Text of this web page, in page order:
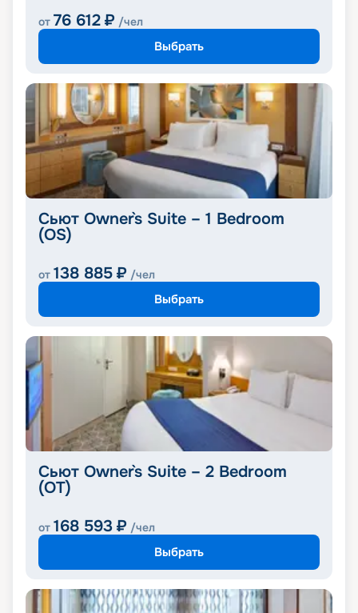
от 76 612 ₽ /чел
Выбрать
Сьют Owner`s Suite – 1 Bedroom
(OS)
от 138 885 ₽ /чел
Выбрать
Сьют Owner`s Suite – 2 Bedroom
(OT)
от 168 593 ₽ /чел
Выбрать